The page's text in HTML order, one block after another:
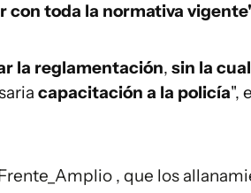
con toda la normativa
la reglamentación, sin la
capacitación a la policía",
, que los